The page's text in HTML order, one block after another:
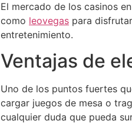
El mercado de los casinos
como leovegas para
entretenimiento.
Ventajas de
Uno de los puntos fuertes
cargar juegos de mesa o
cualquier duda que pueda